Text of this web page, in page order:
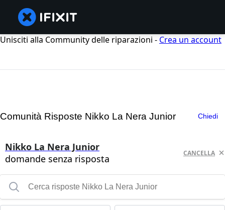
Unisciti alla Community delle riparazioni - Crea un account
Comunità Risposte Nikko La Nera Junior Chiedi
Nikko La Nera Junior
domande senza risposta
CANCELLA